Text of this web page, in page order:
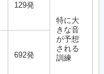
特に大
きな音
が予想
される
訓練
129発
692発